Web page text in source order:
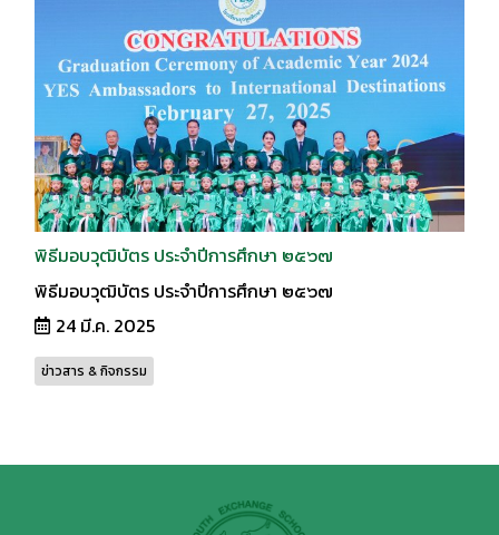
พิธีมอบวุฒิบัตร ประจำปีการศึกษา ๒๕๖๗
พิธีมอบวุฒิบัตร ประจำปีการศึกษา ๒๕๖๗
24 มี.ค. 2025
ข่าวสาร & กิจกรรม